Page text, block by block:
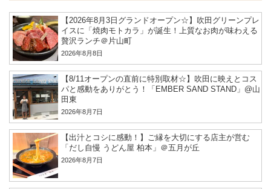
【2026年8月3日グランドオープン☆】吹田グリーンプレ
イスに「焼肉モトカラ」が誕生！上質なお肉が味わえる
贅沢ランチ＠片山町
2026年8月8日
【8/11オープンの直前に特別取材☆】吹田に映えとコス
パと感動をありがとう！「EMBER SAND STAND」@山
田東
2026年8月7日
【出汁とコシに感動！】ご縁を大切にする店主が営む
「だし自慢 うどん屋 柏本」＠五月が丘
2026年8月7日